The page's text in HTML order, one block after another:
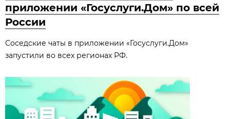
приложении «Госуслуги.Дом» по всей
России
Соседские чаты в приложении «Госуслуги.Дом»
запустили во всех регионах РФ.